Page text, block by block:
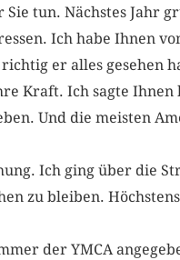
tun. Nächstes Jahr
Ich habe Ihnen
er alles gesehen
Kraft. Ich sagte
Und die meisten
Ich ging über die
zu bleiben.
der YMCA